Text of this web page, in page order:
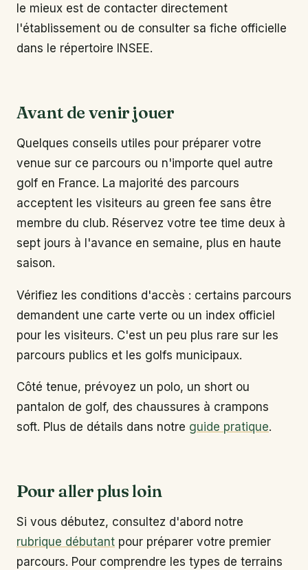
le mieux est de contacter directement
l'établissement ou de consulter sa fiche officielle
dans le répertoire INSEE.
Avant de venir jouer
Quelques conseils utiles pour préparer votre
venue sur ce parcours ou n'importe quel autre
golf en France. La majorité des parcours
acceptent les visiteurs au green fee sans être
membre du club. Réservez votre tee time deux à
sept jours à l'avance en semaine, plus en haute
saison.
Vérifiez les conditions d'accès : certains parcours
demandent une carte verte ou un index officiel
pour les visiteurs. C'est un peu plus rare sur les
parcours publics et les golfs municipaux.
Côté tenue, prévoyez un polo, un short ou
pantalon de golf, des chaussures à crampons
soft. Plus de détails dans notre guide pratique.
Pour aller plus loin
Si vous débutez, consultez d'abord notre
rubrique débutant pour préparer votre premier
parcours. Pour comprendre les types de terrains